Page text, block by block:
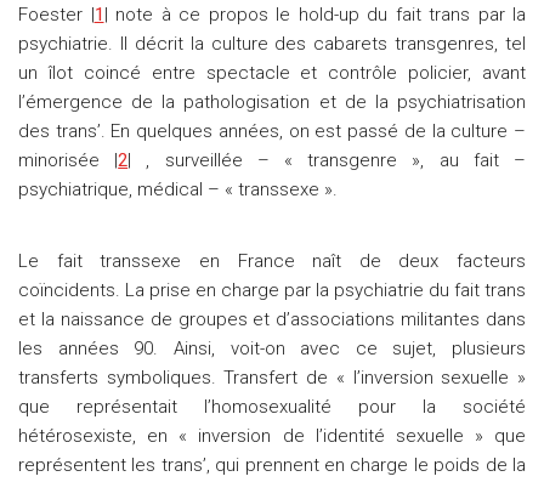
Foester |1 | note à ce propos le hold-up du fait trans par la
psychiatrie. Il décrit la culture des cabarets transgenres, tel
un îlot coincé entre spectacle et contrôle policier, avant
l’émergence de la pathologisation et de la psychiatrisation
des trans’. En quelques années, on est passé de la culture –
minorisée |2| , surveillée – « transgenre », au fait –
psychiatrique, médical – « transsexe ».
Le fait transsexe en France naît de deux facteurs
coïncidents. La prise en charge par la psychiatrie du fait trans
et la naissance de groupes et d’associations militantes dans
les années 90. Ainsi, voit-on avec ce sujet, plusieurs
transferts symboliques. Transfert de « l’inversion sexuelle »
que représentait l’homosexualité pour la société
hétérosexiste, en « inversion de l’identité sexuelle » que
représentent les trans’, qui prennent en charge le poids de la